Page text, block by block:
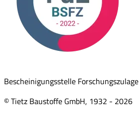
Bescheinigungsstelle Forschungszulage
© Tietz Baustoffe GmbH, 1932 - 2026